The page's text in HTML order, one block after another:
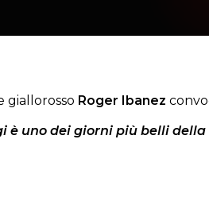
giallorosso Roger Ibanez
è uno dei giorni più belli